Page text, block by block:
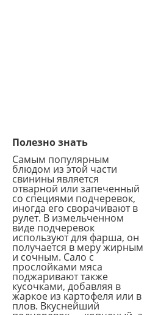
Полезно знать
Самым популярным
блюдом из этой части
свинины является
отварной или запеченный
со специями подчеревок,
иногда его сворачивают в
рулет. В измельченном
виде подчеревок
используют для фарша, он
получается в меру жирным
и сочным. Сало с
прослойками мяса
поджаривают также
кусочками, добавляя в
жаркое из картофеля или в
плов. Вкуснейший